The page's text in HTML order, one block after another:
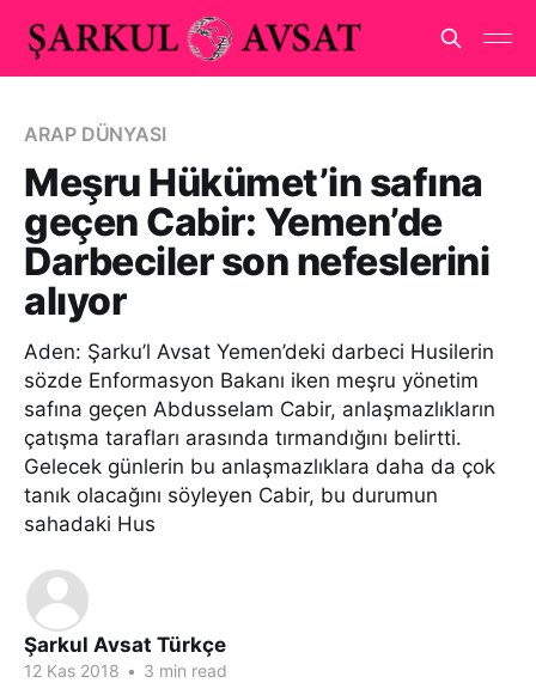
ARAP DÜNYASI
Meşru Hükümet’in safına
geçen Cabir: Yemen’de
Darbeciler son nefeslerini
alıyor
Aden: Şarku’l Avsat Yemen’deki darbeci Husilerin
sözde Enformasyon Bakanı iken meşru yönetim
safına geçen Abdusselam Cabir, anlaşmazlıkların
çatışma tarafları arasında tırmandığını belirtti.
Gelecek günlerin bu anlaşmazlıklara daha da çok
tanık olacağını söyleyen Cabir, bu durumun
sahadaki Hus
Şarkul Avsat Türkçe
12 Kas 2018 • 3 min read